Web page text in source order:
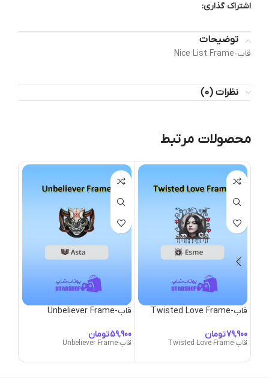
اشتراک گذاری:
توضیحات
قاب-Nice List Frame
نظرات (0)
محصولات مرتبط
قاب-Twisted Love Frame
تومان
قاب-Twisted Love Frame
قاب-Unbeliever Frame
تومان
قاب-Unbeliever Frame